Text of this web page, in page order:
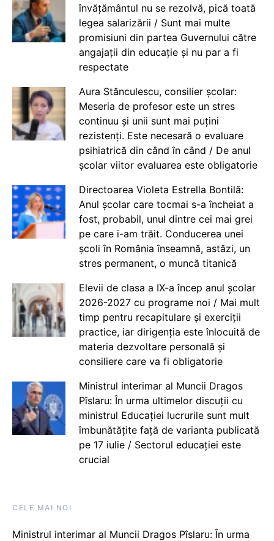
învățământul nu se rezolvă, pică toată
legea salarizării / Sunt mai multe
promisiuni din partea Guvernului către
angajații din educație și nu par a fi
respectate
Aura Stănculescu, consilier școlar:
Meseria de profesor este un stres
continuu și unii sunt mai puțini
rezistenți. Este necesară o evaluare
psihiatrică din când în când / De anul
școlar viitor evaluarea este obligatorie
Directoarea Violeta Estrella Bontilă:
Anul școlar care tocmai s-a încheiat a
fost, probabil, unul dintre cei mai grei
pe care i-am trăit. Conducerea unei
școli în România înseamnă, astăzi, un
stres permanent, o muncă titanică
Elevii de clasa a IX-a încep anul școlar
2026-2027 cu programe noi / Mai mult
timp pentru recapitulare și exerciții
practice, iar dirigenția este înlocuită de
materia dezvoltare personală și
consiliere care va fi obligatorie
Ministrul interimar al Muncii Dragos
Pîslaru: În urma ultimelor discuții cu
ministrul Educației lucrurile sunt mult
îmbunătățite față de varianta publicată
pe 17 iulie / Sectorul educației este
crucial
CELE MAI NOI
Ministrul interimar al Muncii Dragos Pîslaru: În urma